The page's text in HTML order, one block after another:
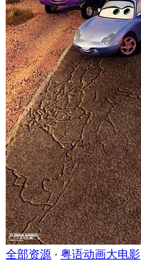
全部资源 · 粤语动画大电影